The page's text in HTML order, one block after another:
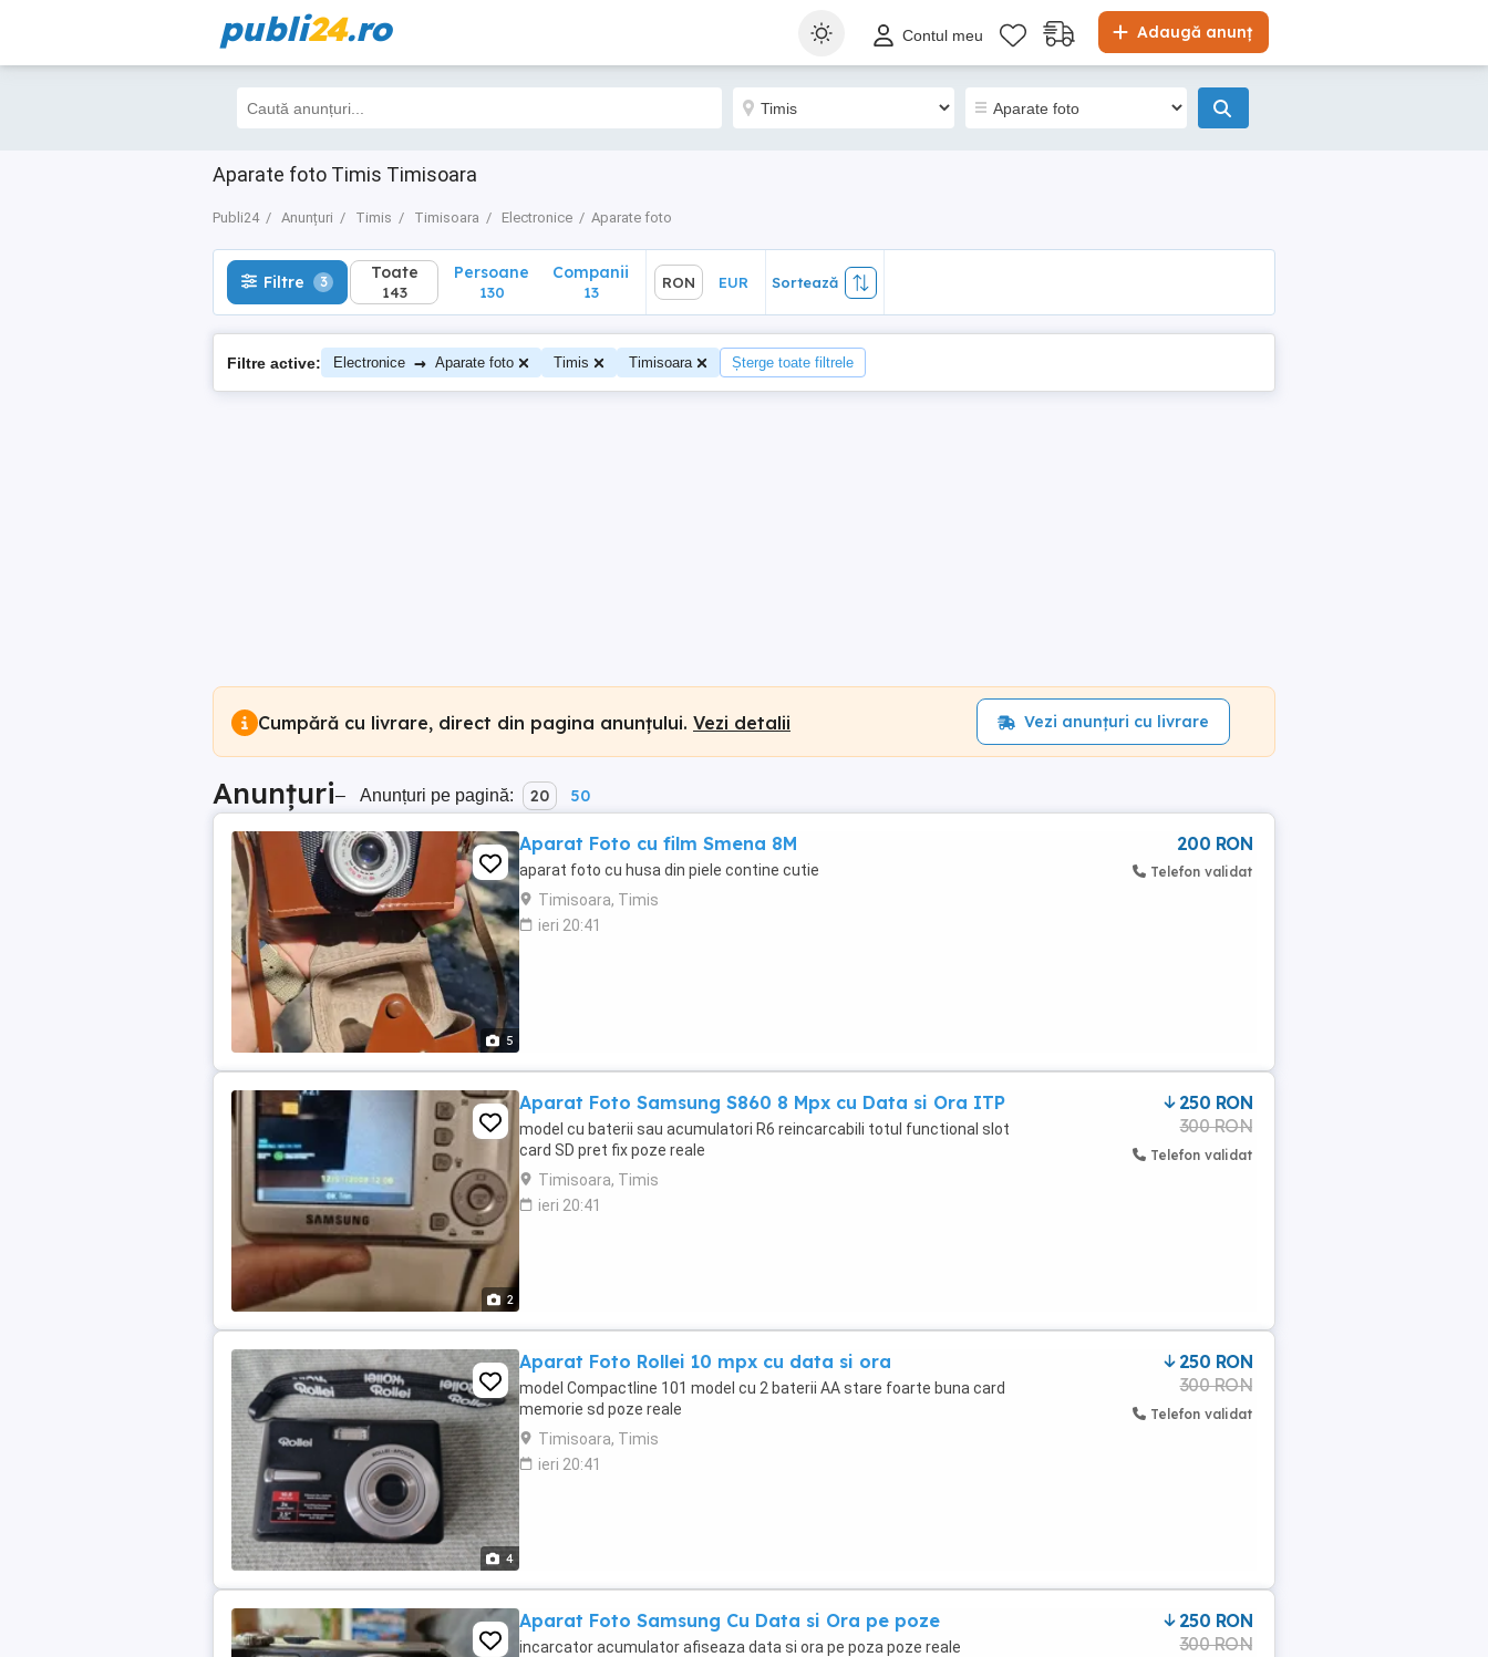
publi24.ro Adaugă anunț
Contul meu
Aparate foto Timis Timisoara
Publi24 Anunțuri Timis Timisoara Electronice Aparate foto
Filtre 3 Toate
143
Sortează
Filtre 3 Toate
143
Persoane
130
Companii
13
RON EUR Sortează
Filtre active: Electronice → Aparate foto Timis Timisoara Șterge toate filtrele
Cumpără cu livrare, direct din pagina anunțului. Vezi detalii Vezi anunțuri cu livrare
Anunțuri– Anunțuri pe pagină: 20 50
5
Aparat Foto cu film Smena 8M
aparat foto cu husa din piele contine cutie
Timisoara, Timis
ieri 20:41
200 RON
Telefon validat
2
Aparat Foto Samsung S860 8 Mpx cu Data si Ora ITP
model cu baterii sau acumulatori R6 reincarcabili totul functional slot
card SD pret fix poze reale
Timisoara, Timis
ieri 20:41
250 RON
300 RON
Telefon validat
4
Aparat Foto Rollei 10 mpx cu data si ora
model Compactline 101 model cu 2 baterii AA stare foarte buna card
memorie sd poze reale
Timisoara, Timis
ieri 20:41
250 RON
300 RON
Telefon validat
Aparat Foto Samsung Cu Data si Ora pe poze
incarcator acumulator afiseaza data si ora pe poza poze reale
250 RON
300 RON